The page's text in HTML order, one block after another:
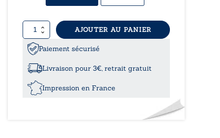
quantité
de
Les
disparues
AJOUTER AU PANIER
Paiement sécurisé
Livraison pour 3€, retrait gratuit
Impression en France